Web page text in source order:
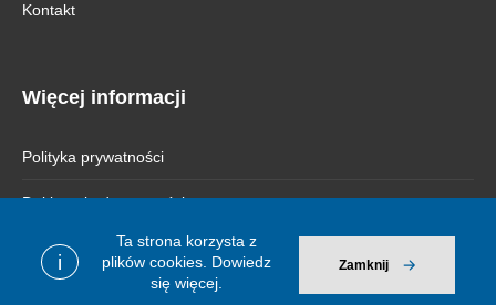
i
Ta strona korzysta z
plików cookies. Dowiedz
się więcej.
Zamknij
Kontakt
Więcej informacji
Polityka prywatności
Deklaracja dostępności